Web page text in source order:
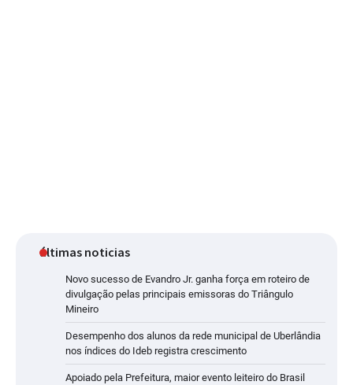
últimas noticias
Novo sucesso de Evandro Jr. ganha força em roteiro de
divulgação pelas principais emissoras do Triângulo
Mineiro
Desempenho dos alunos da rede municipal de Uberlândia
nos índices do Ideb registra crescimento
Apoiado pela Prefeitura, maior evento leiteiro do Brasil